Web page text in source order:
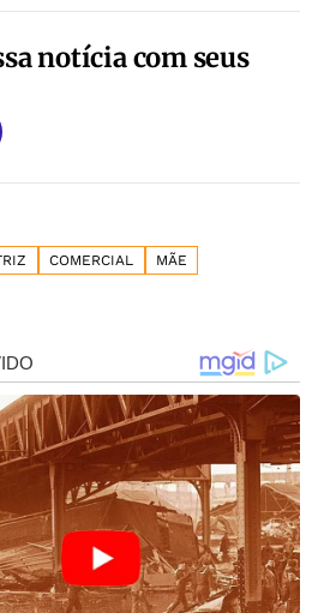
notícia com seus
COMERCIAL
MÃE